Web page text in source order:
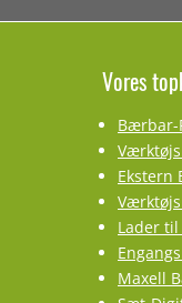
Vores
Bærbar-
Ekstern
Lader til
Maxell